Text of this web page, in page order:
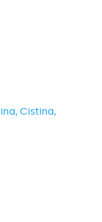
Cistina,